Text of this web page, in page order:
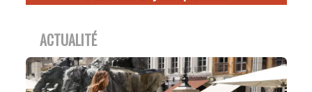
ACTUALITÉ